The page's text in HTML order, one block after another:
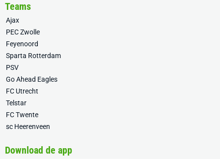
Teams
Ajax
PEC Zwolle
Feyenoord
Sparta Rotterdam
PSV
Go Ahead Eagles
FC Utrecht
Telstar
FC Twente
sc Heerenveen
Download de app